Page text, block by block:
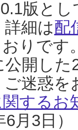
版と
細は配
りです
開し
迷惑
するお
月3日）